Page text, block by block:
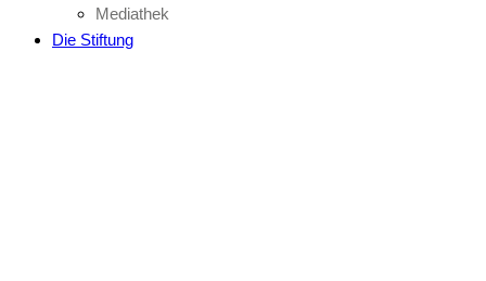
Mediathek
Die Stiftung